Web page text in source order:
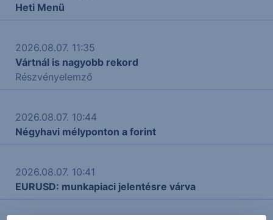
Heti Menü
2026.08.07. 11:35
Vártnál is nagyobb rekord
Részvényelemző
2026.08.07. 10:44
Négyhavi mélyponton a forint
2026.08.07. 10:41
EURUSD: munkapiaci jelentésre várva